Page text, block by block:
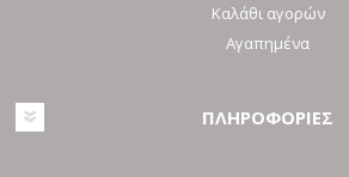
Καλάθι αγορών
Αγαπημένα
ΠΛΗΡΟΦΟΡΙΕΣ